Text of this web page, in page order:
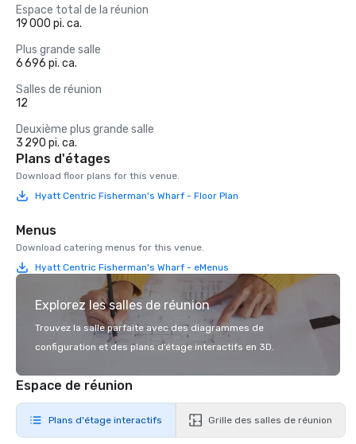
Espace total de la réunion
19 000 pi. ca.
Plus grande salle
6 696 pi. ca.
Salles de réunion
12
Deuxième plus grande salle
3 290 pi. ca.
Plans d'étages
Download floor plans for this venue.
Hyatt Centric Fisherman's Wharf - Floor Plan
Menus
Download catering menus for this venue.
Hyatt Centric Fisherman's Wharf - eMenus
Explorez les salles de réunion
Trouvez la salle parfaite avec des diagrammes de
configuration et des plans d’étage interactifs en 3D.
Espace de réunion
Plans d'étage interactifs Grille des salles de réunion